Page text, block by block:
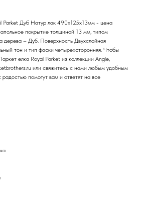
Parket Дуб Натур лак 490х125х13мм - цена
покрытие толщиной 13 мм, типом
– Дуб. Поверхность Двухслойная
тон и тип фаски четырехсторонняя. Чтобы
елка Royal Parket из коллекции Angle,
или свяжитесь с нами любым удобным
помогут вам и ответят на все